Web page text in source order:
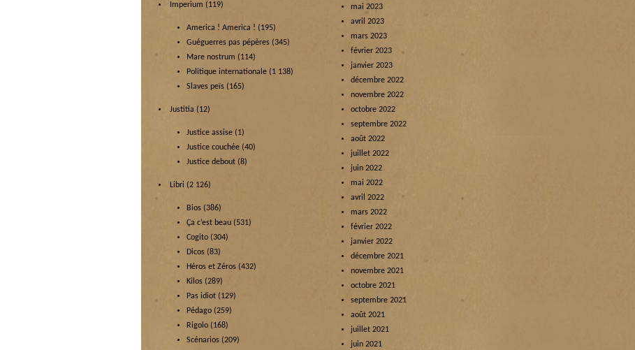
Imperium (119)
America ! America ! (195)
Guéguerres pas pépères (345)
Mare nostrum (114)
Politique internationale (1 138)
Slaves peïs (165)
Justitia (12)
Justice assise (1)
Justice couchée (40)
Justice debout (8)
Libri (2 126)
Bios (386)
Ça c’est beau (531)
Cogito (304)
Dicos (83)
Héros et Zéros (432)
Kilos (289)
Pas idiot (129)
Pédago (259)
Rigolo (168)
Scénarios (209)
mai 2023
avril 2023
mars 2023
février 2023
janvier 2023
décembre 2022
novembre 2022
octobre 2022
septembre 2022
août 2022
juillet 2022
juin 2022
mai 2022
avril 2022
mars 2022
février 2022
janvier 2022
décembre 2021
novembre 2021
octobre 2021
septembre 2021
août 2021
juillet 2021
juin 2021